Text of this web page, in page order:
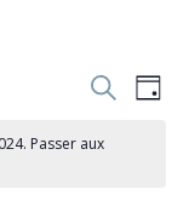
et
de
Recherche
de
Jour
Passer aux